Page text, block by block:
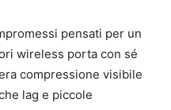
pensati per un
wireless porta con sé
compressione visibile
lag e piccole